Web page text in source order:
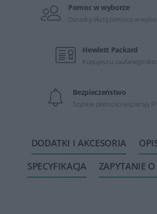
Pomoc w wyborze
Doradcy służą pomocą w
Hewlett Packard
Kupujesz u zaufanego
Bezpieczeństwo
Szybkie płatności wspierają
DODATKI I AKCESORIA
SPECYFIKACJA
ZAPYTANIE